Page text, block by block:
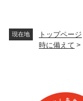
現在地 トップページ
時に備えて >